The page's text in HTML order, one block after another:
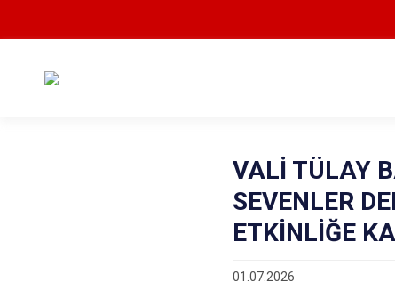
VALİ TÜLAY
SEVENLER
ETKİNLİĞE
01.07.2026